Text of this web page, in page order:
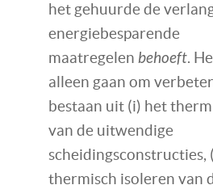
het gehuurde de
energiebesparende
maatregelen behoeft.
alleen gaan om
bestaan uit (i) het
van de uitwendige
scheidingsconstructies,
thermisch isoleren van